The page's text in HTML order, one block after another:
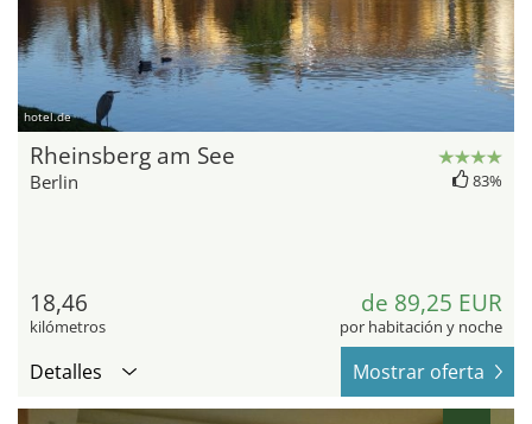
hotel.de
Rheinsberg am See
Berlin 83%
18,46
kilómetros
de 89,25 EUR
por habitación y noche
Detalles Mostrar oferta